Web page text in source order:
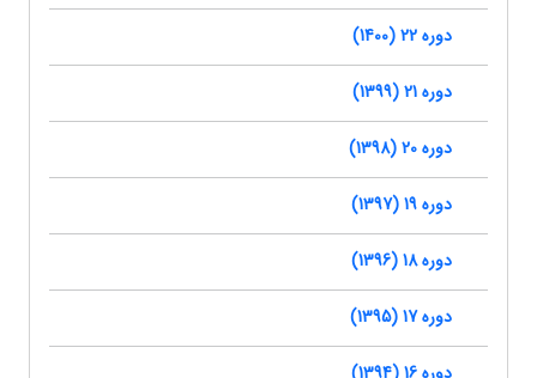
دوره 22 (1400)
دوره 21 (1399)
دوره 20 (1398)
دوره 19 (1397)
دوره 18 (1396)
دوره 17 (1395)